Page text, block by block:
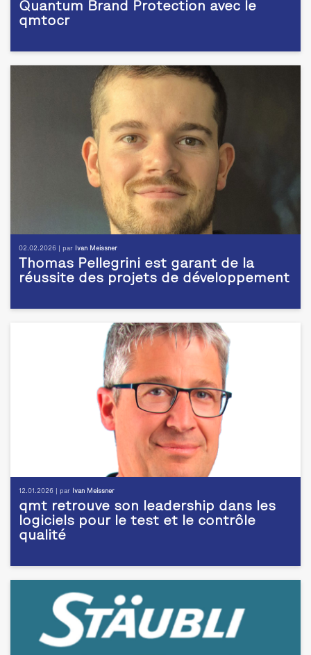
Quantum Brand Protection avec le
qmtocr
02.02.2026 | par Ivan Meissner
Thomas Pellegrini est garant de la
réussite des projets de développement
12.01.2026 | par Ivan Meissner
qmt retrouve son leadership dans les
logiciels pour le test et le contrôle
qualité